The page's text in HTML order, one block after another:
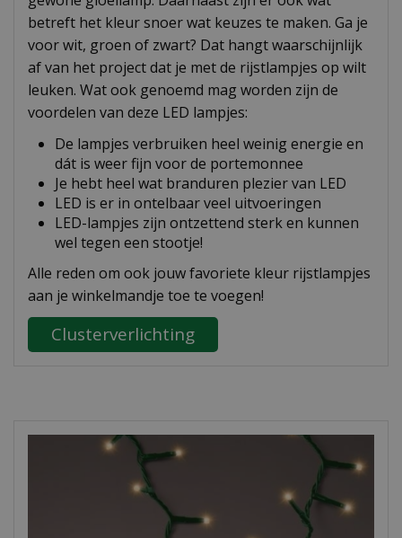
betreft het kleur snoer wat keuzes te maken. Ga je
voor wit, groen of zwart? Dat hangt waarschijnlijk
af van het project dat je met de rijstlampjes op wilt
leuken. Wat ook genoemd mag worden zijn de
voordelen van deze LED lampjes:
De lampjes verbruiken heel weinig energie en
dát is weer fijn voor de portemonnee
Je hebt heel wat branduren plezier van LED
LED is er in ontelbaar veel uitvoeringen
LED-lampjes zijn ontzettend sterk en kunnen
wel tegen een stootje!
Alle reden om ook jouw favoriete kleur rijstlampjes
aan je winkelmandje toe te voegen!
Clusterverlichting